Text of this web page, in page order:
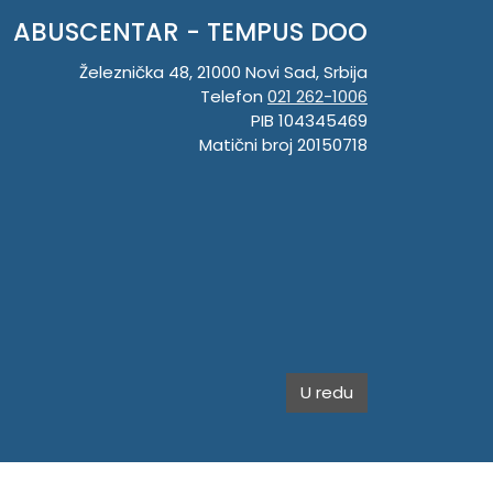
ABUSCENTAR - TEMPUS DOO
Železnička 48, 21000 Novi Sad, Srbija
Telefon 021 262-1006
PIB 104345469
Matični broj 20150718
U redu